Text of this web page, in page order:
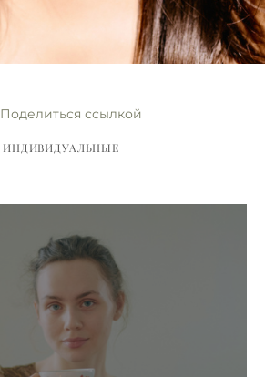
Поделиться ссылкой
ИНДИВИДУАЛЬНЫЕ